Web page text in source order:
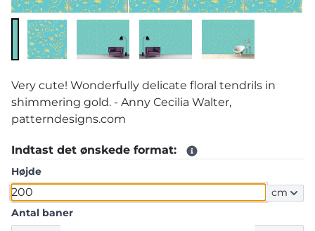
Very cute! Wonderfully delicate floral tendrils in
shimmering gold. - Anny Cecilia Walter,
patterndesigns.com
Indtast det ønskede format:
Højde
cm
Antal baner